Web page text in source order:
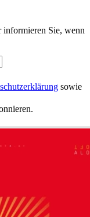
Sie, wenn
sowie